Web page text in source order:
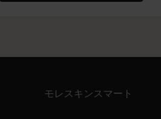
モレスキンスマート